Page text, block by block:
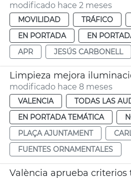
modificado hace 2 meses
MOVILIDAD TRÁFICO
EN PORTADA
EN
APR
JESÚS CARBONELL
Limpieza mejora
modificado hace 8 meses
VALENCIA TODAS LAS
EN PORTADA TEMÁTICA
PLAÇA AJUNTAMENT
FUENTES ORNAMENTALES
València aprueba